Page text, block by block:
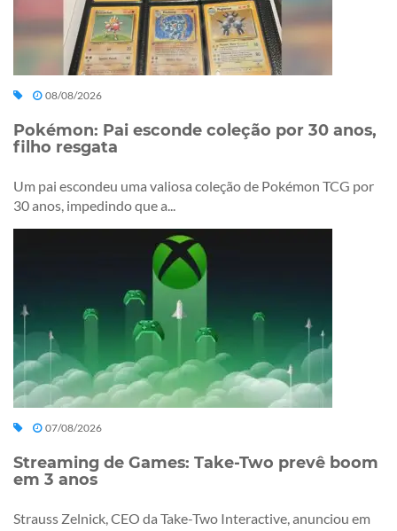
08/08/2026
Pokémon: Pai esconde coleção por 30 anos,
filho resgata
Um pai escondeu uma valiosa coleção de Pokémon TCG por
30 anos, impedindo que a...
07/08/2026
Streaming de Games: Take-Two prevê boom
em 3 anos
Strauss Zelnick, CEO da Take-Two Interactive, anunciou em